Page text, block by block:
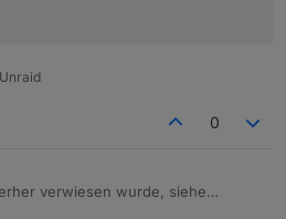
0
verwiesen wurde, siehe